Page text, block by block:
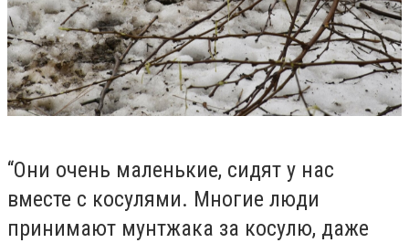
“Они очень маленькие, сидят у нас
вместе с косулями. Многие люди
принимают мунтжака за косулю, даже